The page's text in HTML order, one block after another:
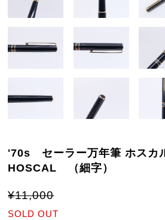
'70s セーラー万年筆 ホス
HOSCAL （細字）
¥11,000
SOLD OUT